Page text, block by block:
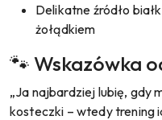
Delikatne źródło
żołądkiem
🐾 Wskazówka
„Ja najbardziej lubię, gdy
kosteczki – wtedy trening